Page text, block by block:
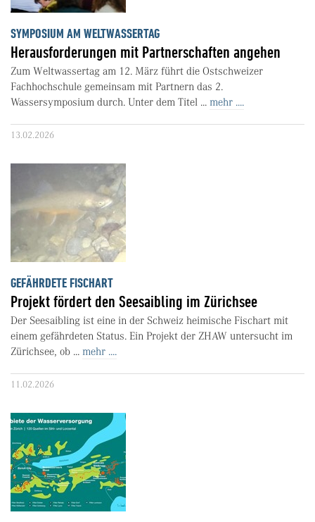
SYMPOSIUM AM WELTWASSERTAG
Herausforderungen mit Partnerschaften angehen
Zum Weltwassertag am 12. März führt die Ostschweizer
Fachhochschule gemeinsam mit Partnern das 2.
Wassersymposium durch. Unter dem Titel ... mehr ....
13.02.2026
GEFÄHRDETE FISCHART
Projekt fördert den Seesaibling im Zürichsee
Der Seesaibling ist eine in der Schweiz heimische Fischart mit
einem gefährdeten Status. Ein Projekt der ZHAW untersucht im
Zürichsee, ob ... mehr ....
11.02.2026